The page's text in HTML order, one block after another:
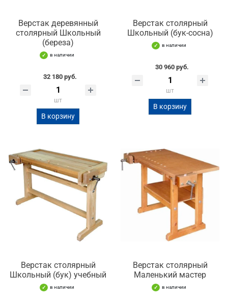
Верстак деревянный
столярный Школьный
(береза)
в наличии
32 180 руб.
шт
В корзину
Верстак столярный
Школьный (бук-сосна)
в наличии
30 960 руб.
шт
В корзину
Верстак столярный
Школьный (бук) учебный
в наличии
Верстак столярный
Маленький мастер
в наличии